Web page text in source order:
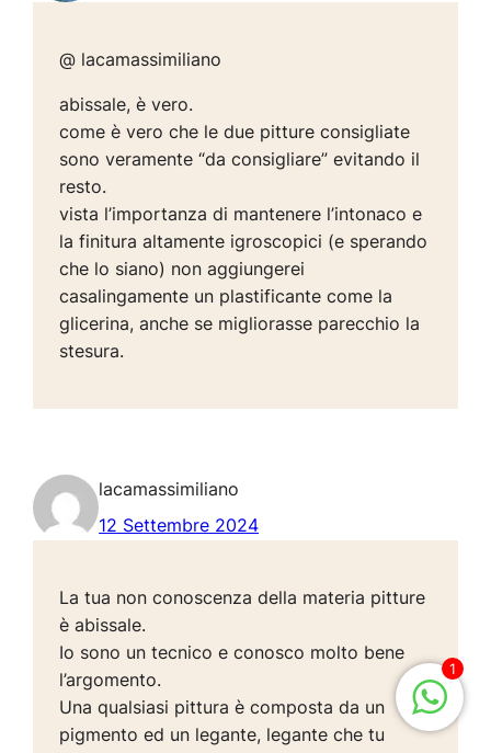
@ lacamassimiliano
abissale, è vero.
come è vero che le due pitture consigliate
sono veramente “da consigliare” evitando il
resto.
vista l’importanza di mantenere l’intonaco e
la finitura altamente igroscopici (e sperando
che lo siano) non aggiungerei
casalingamente un plastificante come la
glicerina, anche se migliorasse parecchio la
stesura.
lacamassimiliano
12 Settembre 2024
La tua non conoscenza della materia pitture
è abissale.
Io sono un tecnico e conosco molto bene
l’argomento.
Una qualsiasi pittura è composta da un
pigmento ed un legante, legante che tu
1